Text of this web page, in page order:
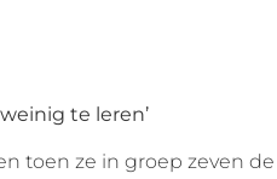
te leren’
toen ze in groep zeven